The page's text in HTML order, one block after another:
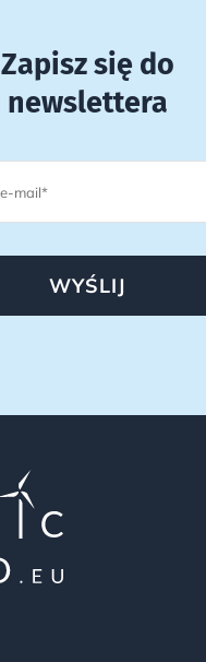
Zapisz się do
newslettera
WYŚLIJ